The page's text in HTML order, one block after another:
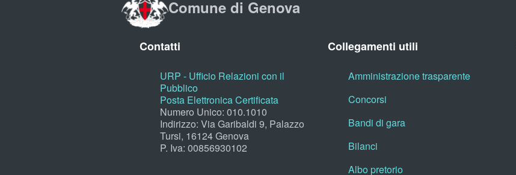
Comune di Genova
Contatti
URP - Ufficio Relazioni con il
Pubblico
Posta Elettronica Certificata
Numero Unico: 010.1010
Indirizzo: Via Garibaldi 9, Palazzo
Tursi, 16124 Genova
P. Iva: 00856930102
Collegamenti utili
Amministrazione trasparente
Concorsi
Bandi di gara
Bilanci
Albo pretorio